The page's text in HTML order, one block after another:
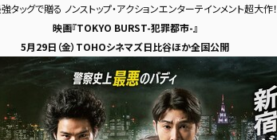
タッグで贈る ノンストップ・アクションエンターテインメント超大作！
映画『TOKYO BURST-犯罪都市-』
5月29日（金）TOHOシネマズ日比谷ほか全国公開